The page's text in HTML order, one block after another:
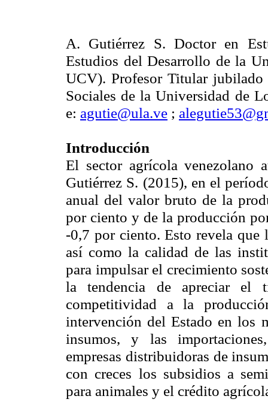
A. Gutiérrez S. Doctor en
Estudios del Desarrollo de la
UCV). Profesor Titular
Sociales de la Universidad de
e: agutie@ula.ve ;
Introducción
El sector agrícola venezolano
Gutiérrez S. (2015), en el
anual del valor bruto de la
por ciento y de la producción
-0,7 por ciento. Esto revela que
así como la calidad de las
para impulsar el crecimiento
la tendencia de apreciar
competitividad a la
intervención del Estado en los
insumos, y las
empresas distribuidoras de
con creces los subsidios a
para animales y el crédito